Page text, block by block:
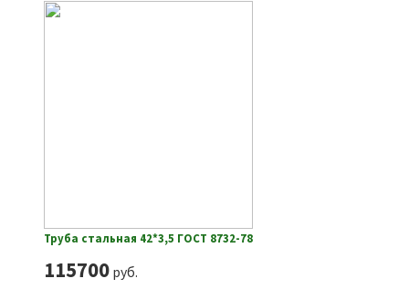
Труба стальная 42*3,5 ГОСТ 8732-78
115700руб.